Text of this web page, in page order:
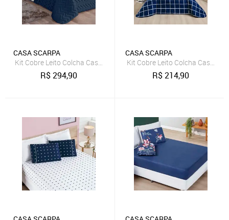
CASA SCARPA
Kit Cobre Leito Colcha Casa Scarpa Mistral Casal Padrão
R$294,90
CASA SCARPA
Kit Cobre Leito Colcha Casa
R$214,90